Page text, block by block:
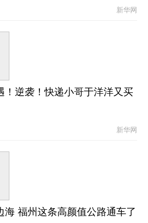
新华网
！逆袭！快递小哥于洋洋又买
新华网
海 福州这条高颜值公路通车了